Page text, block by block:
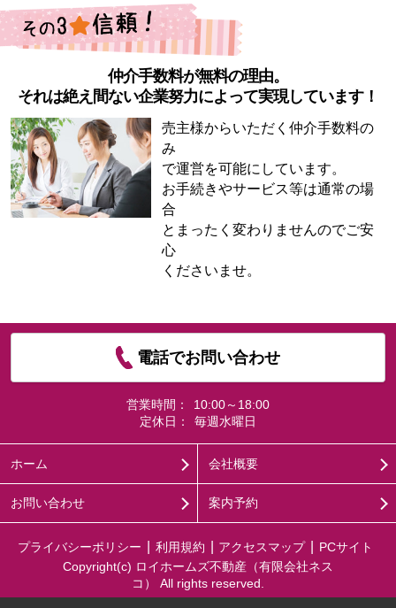
仲介手数料が無料の理由。
それは絶え間ない企業努力によって実現しています！
売主様からいただく仲介手数料の
み
で運営を可能にしています。
お手続きやサービス等は通常の場
合
とまったく変わりませんのでご安
心
くださいませ。
電話でお問い合わせ
営業時間：
10:00～18:00
定休日：
毎週水曜日
ホーム 会社概要
お問い合わせ 案内予約
プライバシーポリシー 利用規約 アクセスマップ
PCサイト
Copyright(c) ロイホームズ不動産（有限会社ネス
コ） All rights reserved.